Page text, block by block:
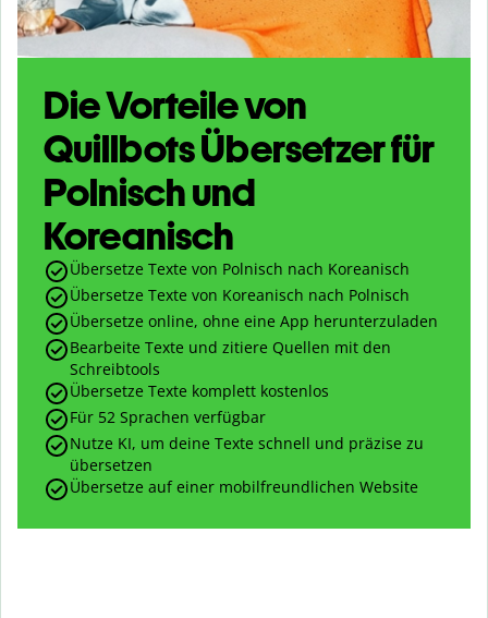
Die Vorteile von
Quillbots Übersetzer für
Polnisch und
Koreanisch
Übersetze Texte von Polnisch nach Koreanisch
Übersetze Texte von Koreanisch nach Polnisch
Übersetze online, ohne eine App herunterzuladen
Bearbeite Texte und zitiere Quellen mit den
Schreibtools
Übersetze Texte komplett kostenlos
Für 52 Sprachen verfügbar
Nutze KI, um deine Texte schnell und präzise zu
übersetzen
Übersetze auf einer mobilfreundlichen Website